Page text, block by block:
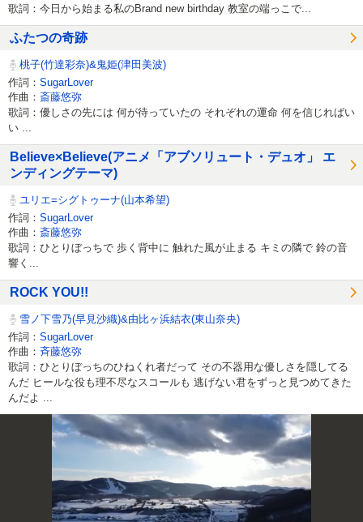
歌詞：今日から始まる私のBrand new birthday 教室の端っこで...
ふたつの奇跡
桃子(竹達彩奈)&鬼姫(津田美波)
作詞： SugarLover
作曲： 斎藤悠弥
歌詞：優しさの先には 何が待っていたの それぞれの運命 何を信じればい
い ...
Believe×Believe(アニメ「アブソリュート・デュオ」 エ
ンディングテーマ)
ユリエ=シグトゥーナ(山本希望)
作詞： SugarLover
作曲： 斎藤悠弥
歌詞：ひとりぼっちで 歩く背中に 触れた風が止まる キミの隣で 鈴の音
響く...
ROCK YOU!!
雪ノ下雪乃(早見沙織)&由比ヶ浜結衣(東山奈央)
作詞： SugarLover
作曲： 斉藤悠弥
歌詞：ひとりぼっちのひねくれ者だって その不器用な優しさを隠してる
んだ ヒールな役も理不尽なスコールも 逃げない君をずっと見つめてきた
んだよ ...